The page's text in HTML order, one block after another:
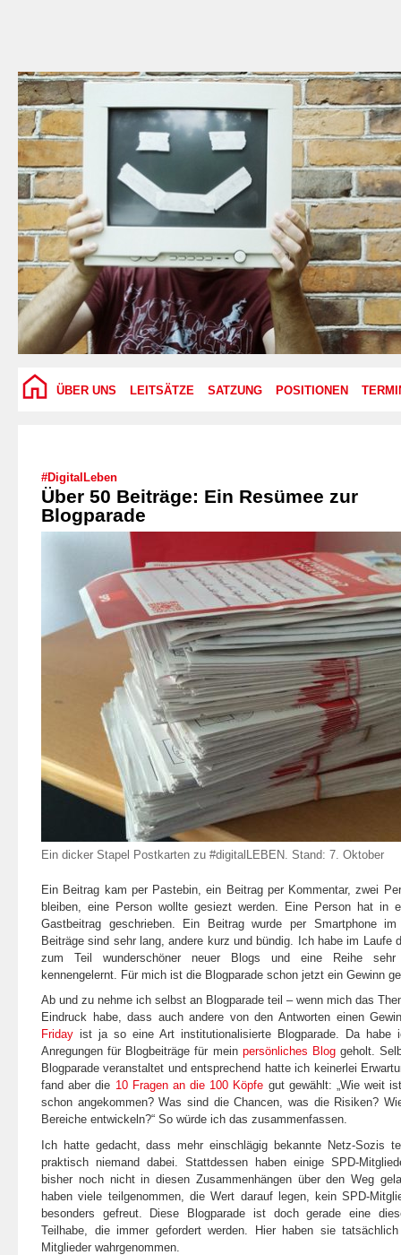
ÜBER UNS LEITSÄTZE SATZUNG POSITIONEN
#DigitalLeben
Über 50 Beiträge: Ein Resümee zur
Blogparade
Ein dicker Stapel Postkarten zu #digitalLEBEN. Stand: 7. Oktober
Ein Beitrag kam per Pastebin, ein Beitrag per Kommentar, zwei
bleiben, eine Person wollte gesiezt werden. Eine Person hat in
Gastbeitrag geschrieben. Ein Beitrag wurde per Smartphone
Beiträge sind sehr lang, andere kurz und bündig. Ich habe im Laufe
zum Teil wunderschöner neuer Blogs und eine Reihe sehr
kennengelernt. Für mich ist die Blogparade schon jetzt ein Gewinn
Ab und zu nehme ich selbst an Blogparade teil – wenn mich das
Eindruck habe, dass auch andere von den Antworten einen
Friday ist ja so eine Art institutionalisierte Blogparade. Da habe
Anregungen für Blogbeiträge für mein persönliches Bloggeholt.
Blogparade veranstaltet und entsprechend hatte ich keinerlei
fand aber die 10 Fragen an die 100 Köpfe gut gewählt: „Wie weit
schon angekommen? Was sind die Chancen, was die Risiken?
Bereiche entwickeln?“ So würde ich das zusammenfassen.
Ich hatte gedacht, dass mehr einschlägig bekannte Netz-Sozis
praktisch niemand dabei. Stattdessen haben einige SPD-
bisher noch nicht in diesen Zusammenhängen über den Weg
haben viele teilgenommen, die Wert darauf legen, kein SPD-
besonders gefreut. Diese Blogparade ist doch gerade eine
Teilhabe, die immer gefordert werden. Hier haben sie
Mitglieder wahrgenommen.